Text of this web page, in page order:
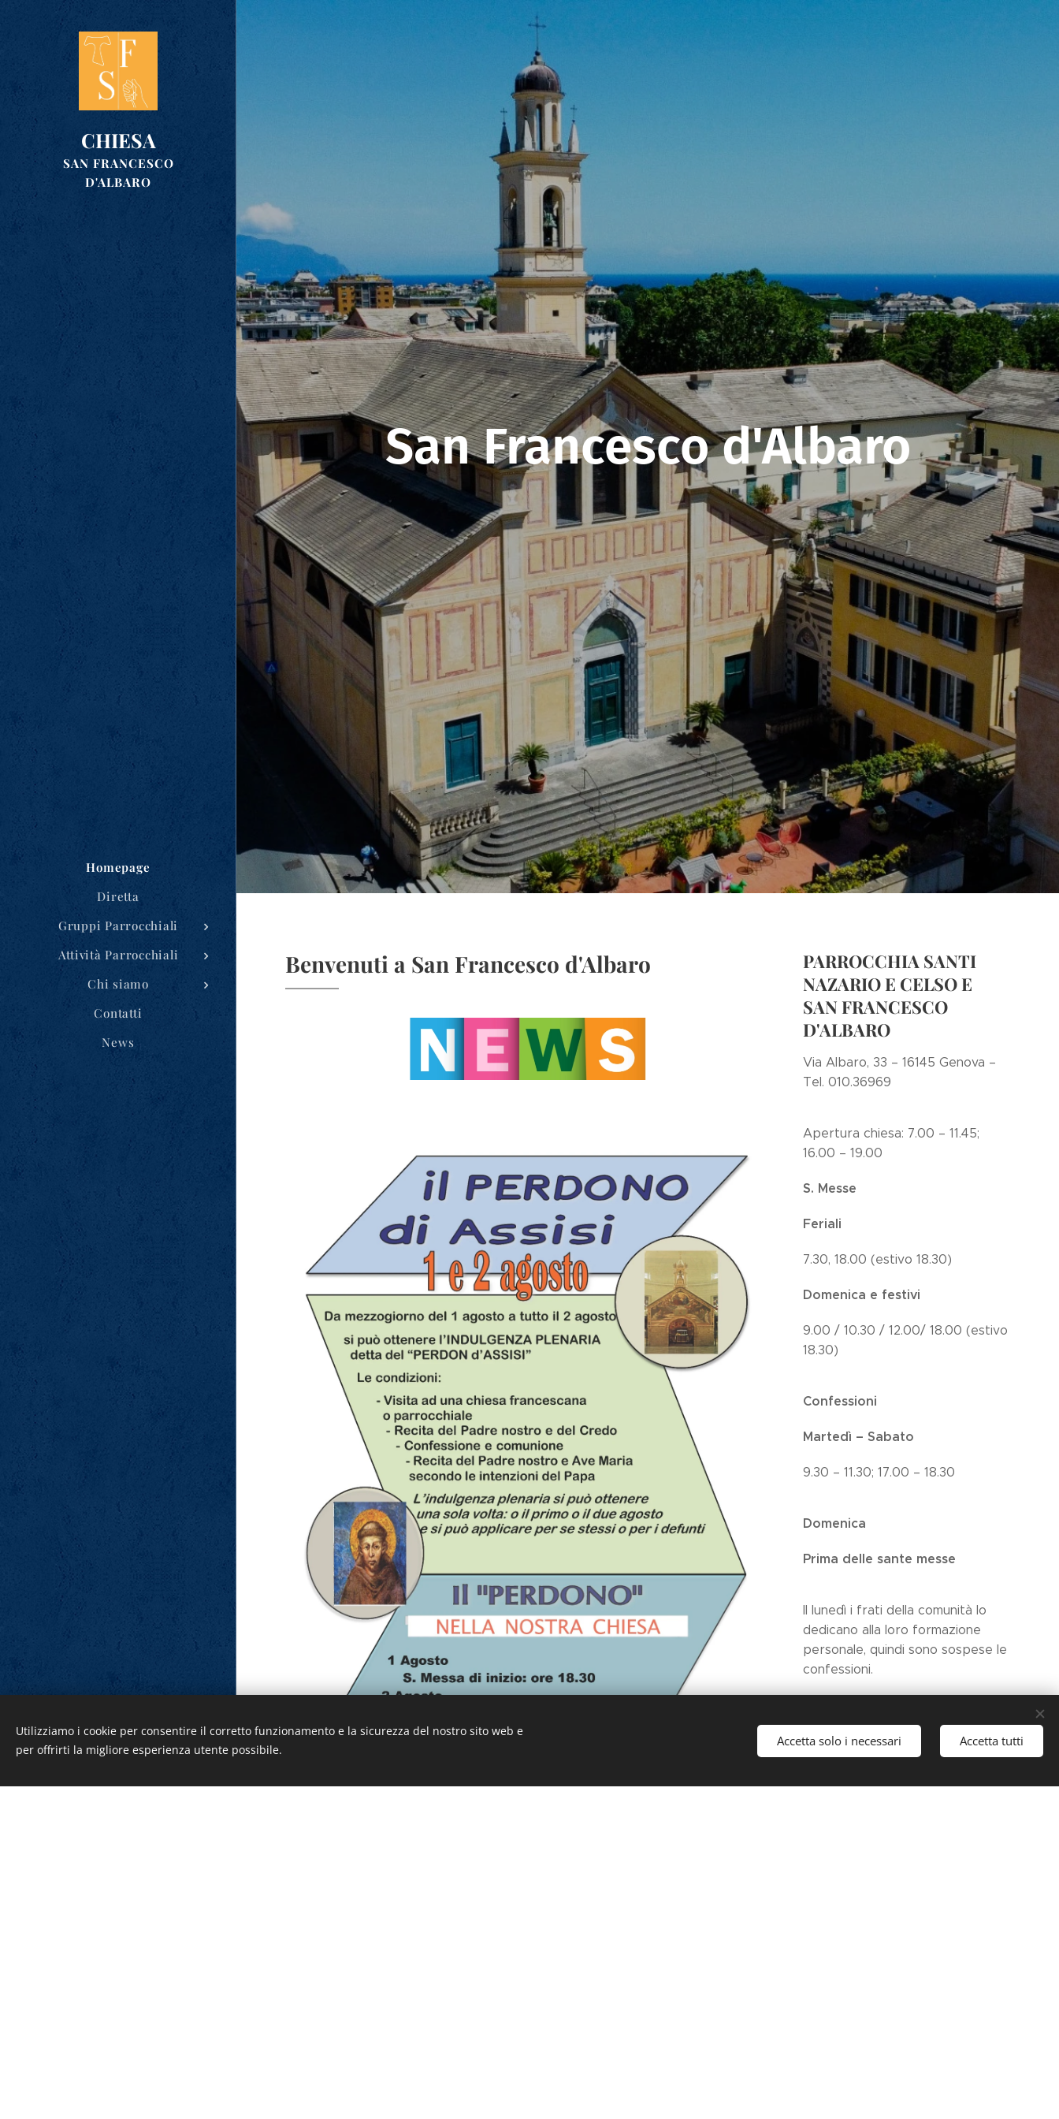
CHIESA
SAN FRANCESCO
D'ALBARO
Homepage
Diretta
Gruppi Parrocchiali
Attività Parrocchiali
Chi siamo
Contatti
News
San Francesco d'Albaro
Benvenuti a San Francesco d'Albaro
PARROCCHIA SANTI
NAZARIO E CELSO E
SAN FRANCESCO
D'ALBARO
Via Albaro, 33 – 16145 Genova –
Tel. 010.36969
Apertura chiesa: 7.00 – 11.45;
16.00 – 19.00
S. Messe
Feriali
7.30, 18.00 (estivo 18.30)
Domenica e festivi
9.00 / 10.30 / 12.00/ 18.00 (estivo
18.30)
Confessioni
Martedì – Sabato
9.30 – 11.30; 17.00 – 18.30
Domenica
Prima delle sante messe
Il lunedì i frati della comunità lo
dedicano alla loro formazione
personale, quindi sono sospese le
confessioni.
con il frate prendere accordi
telefonici per programmare
Creato con
Utilizziamo i cookie per consentire il corretto funzionamento e la sicurezza del nostro sito web e
per offrirti la migliore esperienza utente possibile.
Accetta solo i necessari Accetta tutti